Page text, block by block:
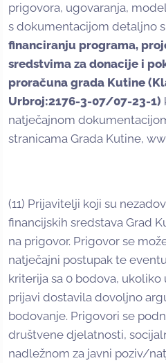
prigovora, ugovaranja,
s dokumentacijom detaljno
financiranju programa,
sredstvima za donacije i
proračuna grada Kutine
Urbroj:2176-3-07/07-23-1)
natječajnom
stranicama Grada Kutine,
(11) Prijavitelji koji su
financijskih sredstava Grad
na prigovor. Prigovor se
natječajni postupak te
kriterija sa 0 bodova,
prijavi dostavila dovoljno
bodovanje. Prigovori se
društvene djelatnosti,
nadležnom za javni poziv/